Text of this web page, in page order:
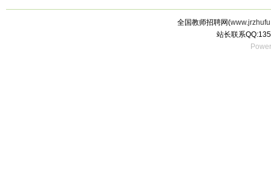
全国教师招聘网(
站长联系